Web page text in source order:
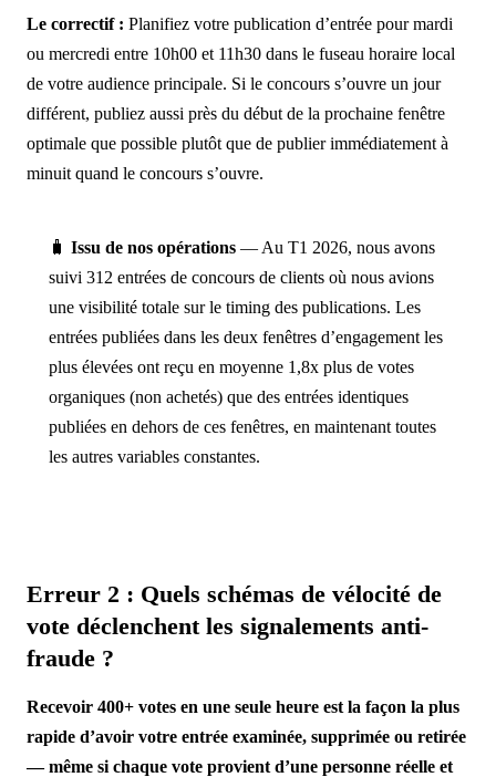
Le correctif : Planifiez votre publication d’entrée pour mardi
ou mercredi entre 10h00 et 11h30 dans le fuseau horaire local
de votre audience principale. Si le concours s’ouvre un jour
différent, publiez aussi près du début de la prochaine fenêtre
optimale que possible plutôt que de publier immédiatement à
minuit quand le concours s’ouvre.
🧳 Issu de nos opérations — Au T1 2026, nous avons
suivi 312 entrées de concours de clients où nous avions
une visibilité totale sur le timing des publications. Les
entrées publiées dans les deux fenêtres d’engagement les
plus élevées ont reçu en moyenne 1,8x plus de votes
organiques (non achetés) que des entrées identiques
publiées en dehors de ces fenêtres, en maintenant toutes
les autres variables constantes.
Erreur 2 : Quels schémas de vélocité de
vote déclenchent les signalements anti-
fraude ?
Recevoir 400+ votes en une seule heure est la façon la plus
rapide d’avoir votre entrée examinée, supprimée ou retirée
— même si chaque vote provient d’une personne réelle et